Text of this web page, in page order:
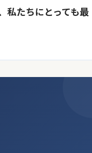
私たちにとっても最